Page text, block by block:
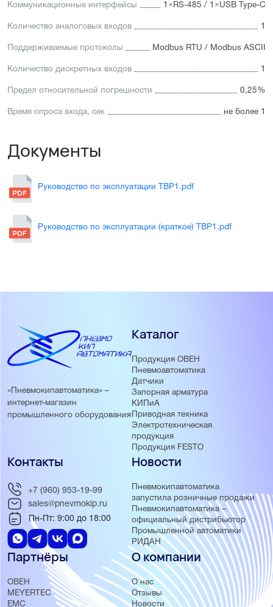
Коммуникационные интерфейсы 1×RS-485 / 1×USB Type-C
Количество аналоговых входов 1
Поддерживаемые протоколы Modbus RTU / Modbus ASCII
Количество дискретных входов 1
Предел относительной погрешности 0,25%
Время опроса входа, сек не более 1
Документы
Руководство по эксплуатации ТВР1.pdf
Руководство по эксплуатации (краткое) ТВР1.pdf
«Пневмокипавтоматика» –
интернет-магазин
промышленного оборудования
Каталог
Продукция ОВЕН
Пневмоавтоматика
Датчики
Запорная арматура
КИПиА
Приводная техника
Электротехническая
продукция
Продукция FESTO
Новости
Пневмокипавтоматика
запустила розничные продажи
Пневмокипавтоматика –
официальный дистрибьютор
Промышленной автоматики
РИДАН
Партнёры
ОВЕН
MEYERTEC
EMC
О компании
О нас
Отзывы
Новости
Контакты
+7 (960) 953-19-99
sales@pnevmokip.ru
Пн-Пт: 9:00 до 18:00